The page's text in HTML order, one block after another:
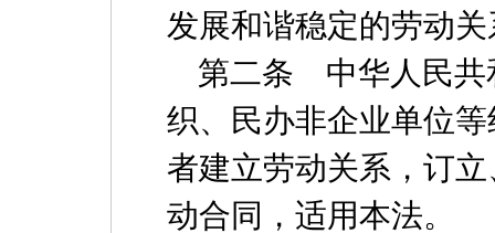
发展和谐稳定的劳动
第二条 中华人民共
织、民办非企业单位
者建立劳动关系，订
动合同，适用本法。